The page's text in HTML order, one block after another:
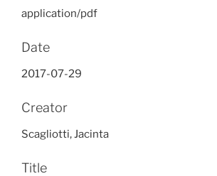
application/pdf
Date
2017-07-29
Creator
Scagliotti, Jacinta
Title